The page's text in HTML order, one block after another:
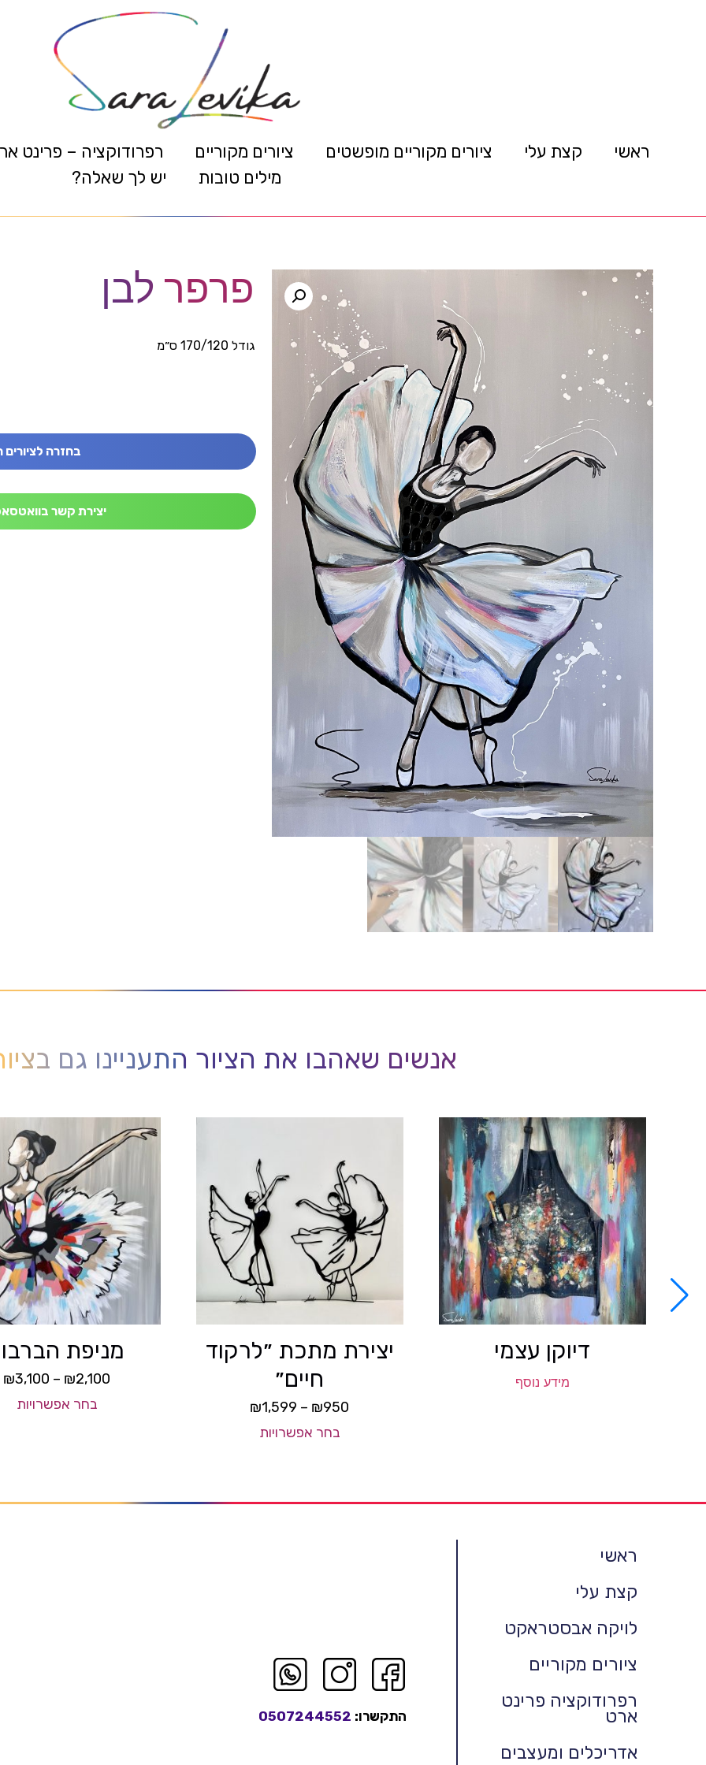
ראשי קצת עלי ציורים מקוריים מופשטים ציורים מקוריים רפרודוקציה – פרינט
מילים טובות
יש לך שאלה?
פרפר לבן
גודל 170/120 ס״מ
בחזרה לציורים
יצירת קשר
אנשים שאהבו את הציור התעניינו גם
דיוקן עצמי
מידע נוסף
יצירת מתכת ״לרקוד
חיים״
₪950
–
₪1,599
בחר אפשרויות
מניפת
₪2,100
–
₪3,100
בחר אפשרויות
ראשי
קצת עלי
לויקה אבסטראקט
ציורים מקוריים
רפרודוקציה פרינט
ארט
אדריכלים ומעצבים
התקשרו: 0507244552